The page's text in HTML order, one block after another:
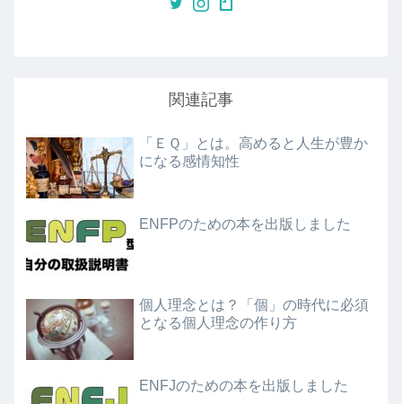
関連記事
「ＥＱ」とは。高めると人生が豊か
になる感情知性
ENFPのための本を出版しました
個人理念とは？「個」の時代に必須
となる個人理念の作り方
ENFJのための本を出版しました